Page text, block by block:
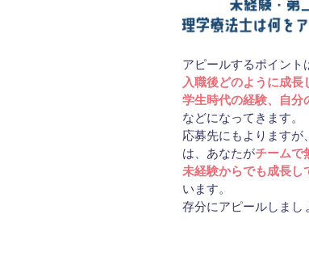
アピールするポイント
入職後どのように成長
学生時代の経験、自分
などになってきます。
応募先にもよりますが
は、あなたがチームで
未経験からでも成長し
います。
存分にアピールしまし